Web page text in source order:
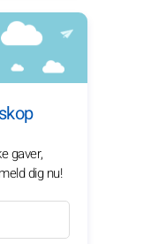
gaver,
dig nu!